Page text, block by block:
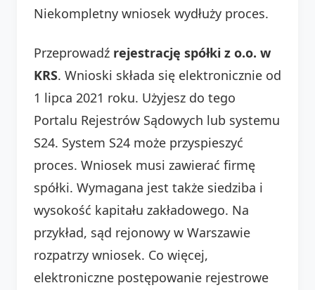
Niekompletny wniosek wydłuży proces.
Przeprowadź rejestrację spółki z o.o. w
KRS. Wnioski składa się elektronicznie od
1 lipca 2021 roku. Użyjesz do tego
Portalu Rejestrów Sądowych lub systemu
S24. System S24 może przyspieszyć
proces. Wniosek musi zawierać firmę
spółki. Wymagana jest także siedziba i
wysokość kapitału zakładowego. Na
przykład, sąd rejonowy w Warszawie
rozpatrzy wniosek. Co więcej,
elektroniczne postępowanie rejestrowe